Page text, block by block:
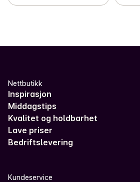
Nettbutikk
Inspirasjon
Middagstips
Kvalitet og holdbarhet
Lave priser
Bedriftslevering
Kundeservice